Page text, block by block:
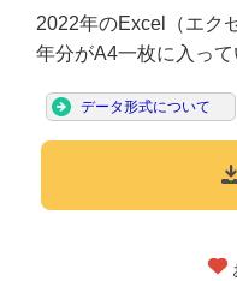
2022年のExcel（エク
年分がA4一枚に入って
データ形式について